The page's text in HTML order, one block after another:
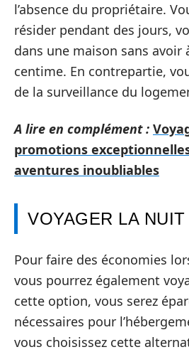
l’absence du propriétaire.
résider pendant des jours,
dans une maison sans avoir
centime. En contrepartie,
de la surveillance du
A lire en complément :
promotions
aventures inoubliables
VOYAGER LA NUIT
Pour faire des économies
vous pourrez également
cette option, vous serez
nécessaires pour
vous choisissez cette